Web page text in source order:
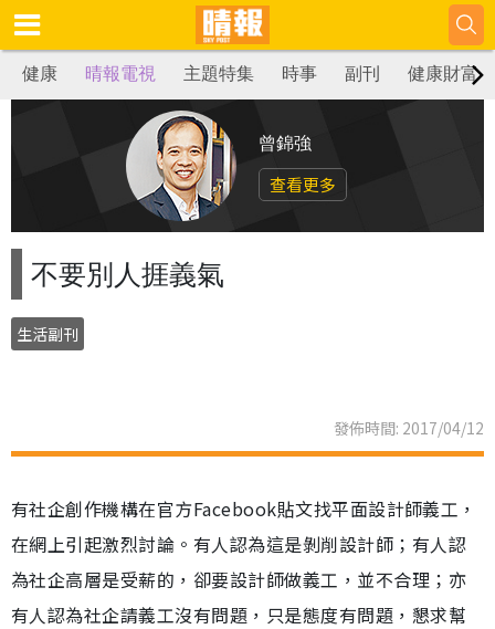
健康 晴報電視 主題特集 時事 副刊 健康財富
曾錦強
查看更多
不要別人捱義氣
生活副刊
發佈時間: 2017/04/12
有社企創作機構在官方Facebook貼文找平面設計師義工，
在網上引起激烈討論。有人認為這是剝削設計師；有人認
為社企高層是受薪的，卻要設計師做義工，並不合理；亦
有人認為社企請義工沒有問題，只是態度有問題，懇求幫